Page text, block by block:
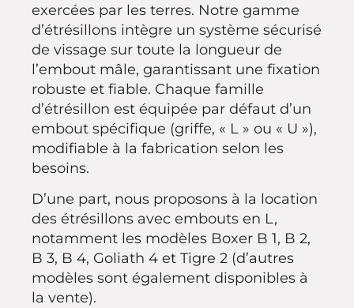
exercées par les terres. Notre gamme
d’étrésillons intègre un système sécurisé
de vissage sur toute la longueur de
l’embout mâle, garantissant une fixation
robuste et fiable. Chaque famille
d’étrésillon est équipée par défaut d’un
embout spécifique (griffe, « L » ou « U »),
modifiable à la fabrication selon les
besoins.
D’une part, nous proposons à la location
des étrésillons avec embouts en L,
notamment les modèles Boxer B 1, B 2,
B 3, B 4, Goliath 4 et Tigre 2 (d’autres
modèles sont également disponibles à
la vente).